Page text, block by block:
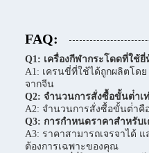
FAQ:
Q1: เครื่องกีฬากระโดดที่ใช้ยี่
A1: เครนขี่ที่ใช้ได้ถูกผลิตโด
จากจีน
Q2: จํานวนการสั่งซื้อขั้นต่ําเ
A2: จํานวนการสั่งซื้อขั้นต่ําคื
Q3: การกําหนดราคาสําหรับ
A3: ราคาสามารถเจรจาได้
ต้องการเฉพาะของคุณ